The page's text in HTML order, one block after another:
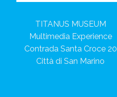
TITANUS MUSEUM
Multimedia Experience
Contrada Santa Croce 20
Città di San Marino